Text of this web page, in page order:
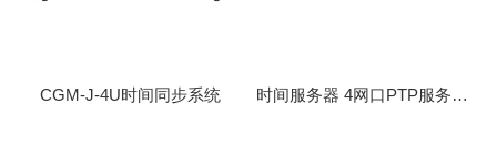
CGM-J-4U时间同步系统 时间服务器 4网口PTP服务器 CBM-D-40